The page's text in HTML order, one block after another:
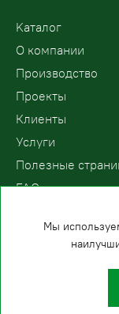
Kаталог
О компании
Производство
Проекты
Клиенты
Услуги
Полезные
FAQ
Мы